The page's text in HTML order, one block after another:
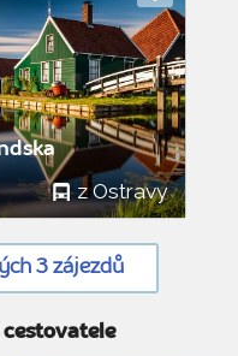
Do
oblíbených
z Ostravy
3 zájezdů